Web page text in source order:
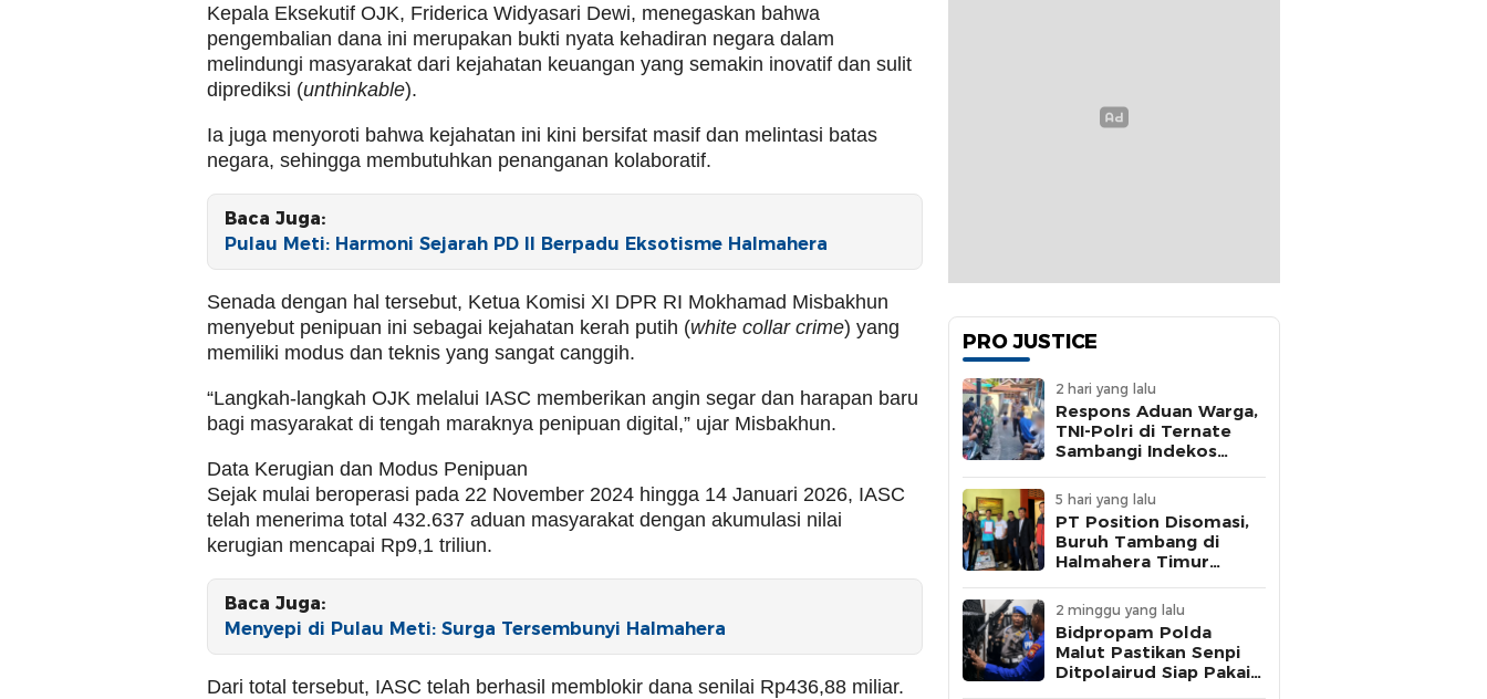
Kepala Eksekutif OJK, Friderica Widyasari Dewi, menegaskan bahwa
pengembalian dana ini merupakan bukti nyata kehadiran negara dalam
melindungi masyarakat dari kejahatan keuangan yang semakin inovatif dan sulit
diprediksi (unthinkable).
Ia juga menyoroti bahwa kejahatan ini kini bersifat masif dan melintasi batas
negara, sehingga membutuhkan penanganan kolaboratif.
Baca Juga:
Pulau Meti: Harmoni Sejarah PD II Berpadu Eksotisme Halmahera
Senada dengan hal tersebut, Ketua Komisi XI DPR RI Mokhamad Misbakhun
menyebut penipuan ini sebagai kejahatan kerah putih (white collar crime) yang
memiliki modus dan teknis yang sangat canggih.
“Langkah-langkah OJK melalui IASC memberikan angin segar dan harapan baru
bagi masyarakat di tengah maraknya penipuan digital,” ujar Misbakhun.
Data Kerugian dan Modus Penipuan
Sejak mulai beroperasi pada 22 November 2024 hingga 14 Januari 2026, IASC
telah menerima total 432.637 aduan masyarakat dengan akumulasi nilai
kerugian mencapai Rp9,1 triliun.
Baca Juga:
Menyepi di Pulau Meti: Surga Tersembunyi Halmahera
Dari total tersebut, IASC telah berhasil memblokir dana senilai Rp436,88 miliar.
PRO JUSTICE
2 hari yang lalu
Respons Aduan Warga,
TNI-Polri di Ternate
Sambangi Indekos
5 hari yang lalu
PT Position Disomasi,
Buruh Tambang di
Halmahera Timur
Tanpa BPJS
2 minggu yang lalu
Bidpropam Polda
Malut Pastikan Senpi
Ditpolairud Siap Pakai